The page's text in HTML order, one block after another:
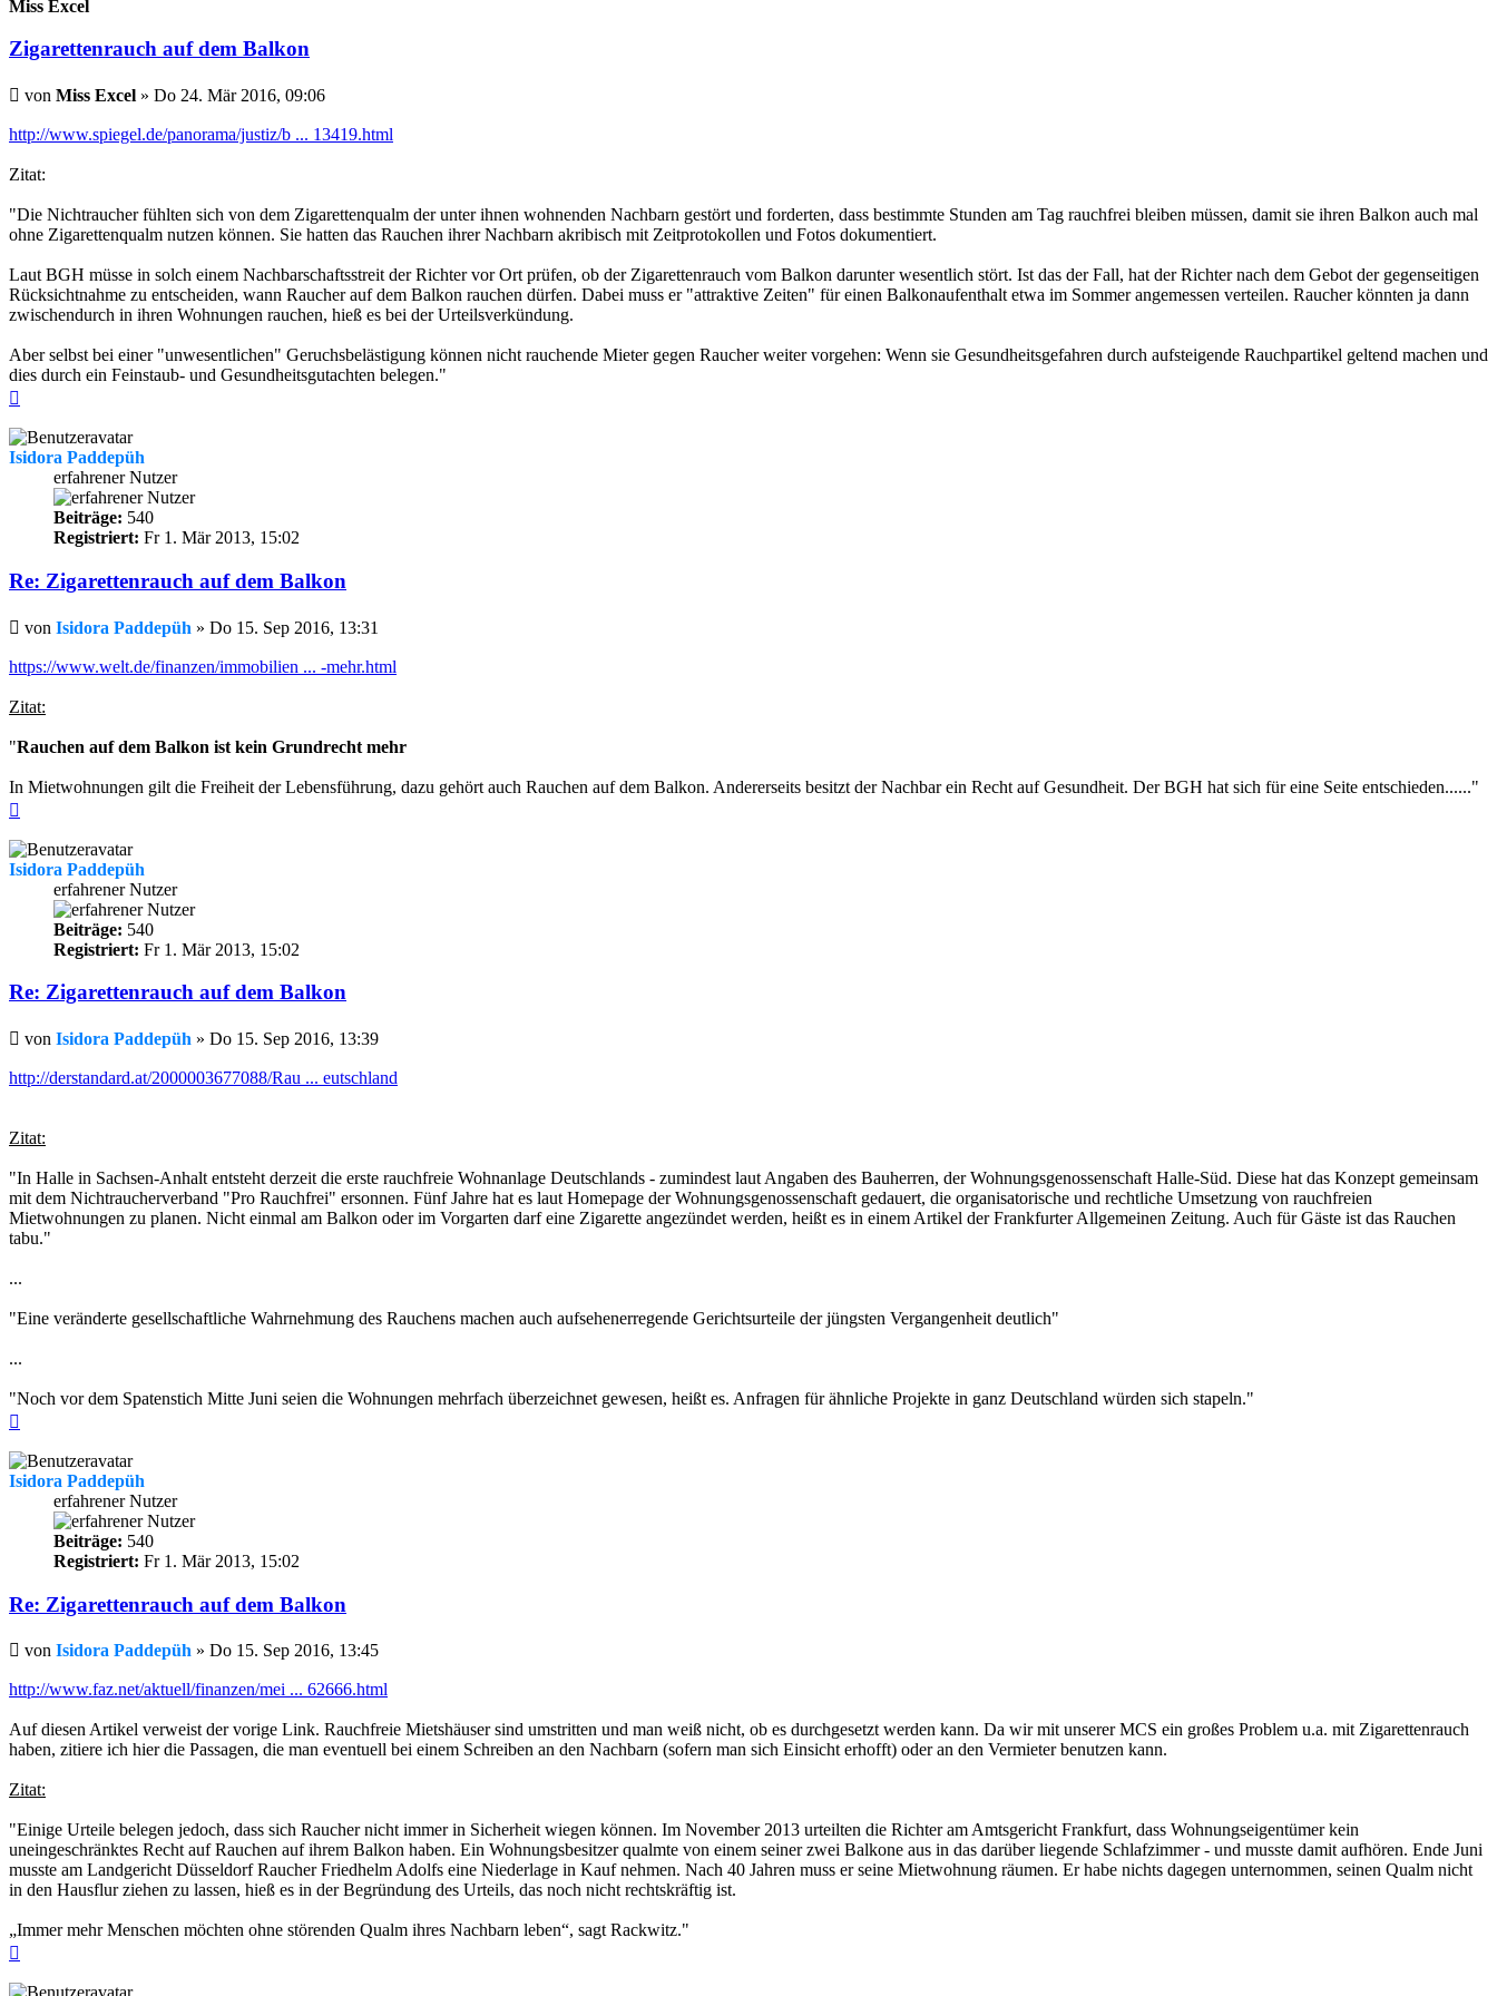
Miss Excel
Zigarettenrauch auf dem Balkon
Beitrag
von Miss Excel » Do 24. Mär 2016, 09:06
http://www.spiegel.de/panorama/justiz/b ... 13419.html
Zitat:
"Die Nichtraucher fühlten sich von dem Zigarettenqualm der unter ihnen wohnenden Nachbarn gestört und forderten, dass bestimmte Stunden am Tag rauchfrei bleiben müssen, damit sie ihren Balkon auch mal
ohne Zigarettenqualm nutzen können. Sie hatten das Rauchen ihrer Nachbarn akribisch mit Zeitprotokollen und Fotos dokumentiert.
Laut BGH müsse in solch einem Nachbarschaftsstreit der Richter vor Ort prüfen, ob der Zigarettenrauch vom Balkon darunter wesentlich stört. Ist das der Fall, hat der Richter nach dem Gebot der gegenseitigen
Rücksichtnahme zu entscheiden, wann Raucher auf dem Balkon rauchen dürfen. Dabei muss er "attraktive Zeiten" für einen Balkonaufenthalt etwa im Sommer angemessen verteilen. Raucher könnten ja dann
zwischendurch in ihren Wohnungen rauchen, hieß es bei der Urteilsverkündung.
Aber selbst bei einer "unwesentlichen" Geruchsbelästigung können nicht rauchende Mieter gegen Raucher weiter vorgehen: Wenn sie Gesundheitsgefahren durch aufsteigende Rauchpartikel geltend machen und
dies durch ein Feinstaub- und Gesundheitsgutachten belegen."
Isidora Paddepüh
erfahrener Nutzer
Beiträge: 540
Registriert: Fr 1. Mär 2013, 15:02
Re: Zigarettenrauch auf dem Balkon
Beitrag
von Isidora Paddepüh » Do 15. Sep 2016, 13:31
https://www.welt.de/finanzen/immobilien ... -mehr.html
Zitat:
"Rauchen auf dem Balkon ist kein Grundrecht mehr
In Mietwohnungen gilt die Freiheit der Lebensführung, dazu gehört auch Rauchen auf dem Balkon. Andererseits besitzt der Nachbar ein Recht auf Gesundheit. Der BGH hat sich für eine Seite entschieden......"
Isidora Paddepüh
erfahrener Nutzer
Beiträge: 540
Registriert: Fr 1. Mär 2013, 15:02
Re: Zigarettenrauch auf dem Balkon
Beitrag
von Isidora Paddepüh » Do 15. Sep 2016, 13:39
http://derstandard.at/2000003677088/Rau ... eutschland
Zitat:
"In Halle in Sachsen-Anhalt entsteht derzeit die erste rauchfreie Wohnanlage Deutschlands - zumindest laut Angaben des Bauherren, der Wohnungsgenossenschaft Halle-Süd. Diese hat das Konzept gemeinsam
mit dem Nichtraucherverband "Pro Rauchfrei" ersonnen. Fünf Jahre hat es laut Homepage der Wohnungsgenossenschaft gedauert, die organisatorische und rechtliche Umsetzung von rauchfreien
Mietwohnungen zu planen. Nicht einmal am Balkon oder im Vorgarten darf eine Zigarette angezündet werden, heißt es in einem Artikel der Frankfurter Allgemeinen Zeitung. Auch für Gäste ist das Rauchen
tabu."
...
"Eine veränderte gesellschaftliche Wahrnehmung des Rauchens machen auch aufsehenerregende Gerichtsurteile der jüngsten Vergangenheit deutlich"
...
"Noch vor dem Spatenstich Mitte Juni seien die Wohnungen mehrfach überzeichnet gewesen, heißt es. Anfragen für ähnliche Projekte in ganz Deutschland würden sich stapeln."
Isidora Paddepüh
erfahrener Nutzer
Beiträge: 540
Registriert: Fr 1. Mär 2013, 15:02
Re: Zigarettenrauch auf dem Balkon
Beitrag
von Isidora Paddepüh » Do 15. Sep 2016, 13:45
http://www.faz.net/aktuell/finanzen/mei ... 62666.html
Auf diesen Artikel verweist der vorige Link. Rauchfreie Mietshäuser sind umstritten und man weiß nicht, ob es durchgesetzt werden kann. Da wir mit unserer MCS ein großes Problem u.a. mit Zigarettenrauch
haben, zitiere ich hier die Passagen, die man eventuell bei einem Schreiben an den Nachbarn (sofern man sich Einsicht erhofft) oder an den Vermieter benutzen kann.
Zitat:
"Einige Urteile belegen jedoch, dass sich Raucher nicht immer in Sicherheit wiegen können. Im November 2013 urteilten die Richter am Amtsgericht Frankfurt, dass Wohnungseigentümer kein
uneingeschränktes Recht auf Rauchen auf ihrem Balkon haben. Ein Wohnungsbesitzer qualmte von einem seiner zwei Balkone aus in das darüber liegende Schlafzimmer - und musste damit aufhören. Ende Juni
musste am Landgericht Düsseldorf Raucher Friedhelm Adolfs eine Niederlage in Kauf nehmen. Nach 40 Jahren muss er seine Mietwohnung räumen. Er habe nichts dagegen unternommen, seinen Qualm nicht
in den Hausflur ziehen zu lassen, hieß es in der Begründung des Urteils, das noch nicht rechtskräftig ist.
„Immer mehr Menschen möchten ohne störenden Qualm ihres Nachbarn leben“, sagt Rackwitz."